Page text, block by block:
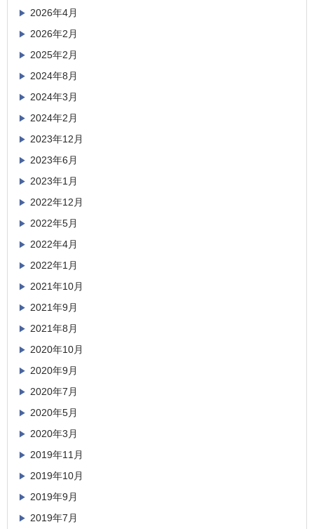
2026年4月
2026年2月
2025年2月
2024年8月
2024年3月
2024年2月
2023年12月
2023年6月
2023年1月
2022年12月
2022年5月
2022年4月
2022年1月
2021年10月
2021年9月
2021年8月
2020年10月
2020年9月
2020年7月
2020年5月
2020年3月
2019年11月
2019年10月
2019年9月
2019年7月